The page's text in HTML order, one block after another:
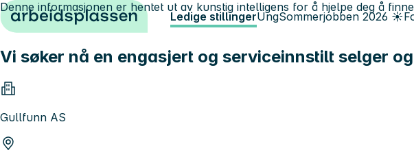
Hopp til innhold Ledige stillingerUngSommerjobben 2026 ☀️
Vi søker nå en engasjert og serviceinnstilt selger
Gullfunn AS
Denne informasjonen er hentet ut av kunstig intelligens for å hjelpe deg å